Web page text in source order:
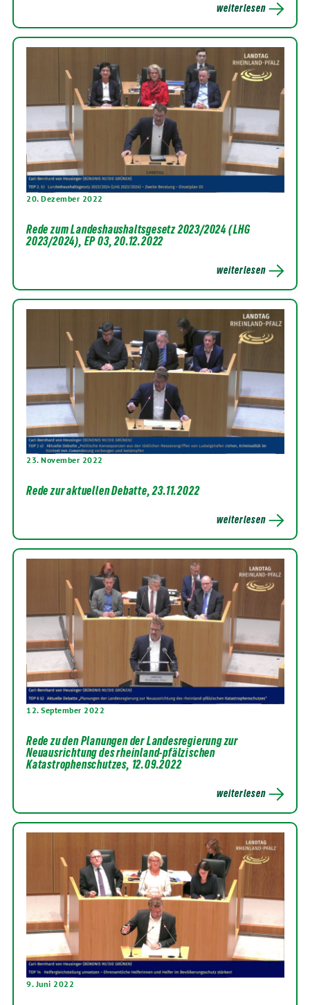
weiterlesen
20. Dezember 2022
Rede zum Landeshaushaltsgesetz 2023/2024 (LHG
2023/2024), EP 03, 20.12.2022
weiterlesen
23. November 2022
Rede zur aktuellen Debatte, 23.11.2022
weiterlesen
12. September 2022
Rede zu den Planungen der Landesregierung zur
Neuausrichtung des rheinland-pfälzischen
Katastrophenschutzes, 12.09.2022
weiterlesen
9. Juni 2022